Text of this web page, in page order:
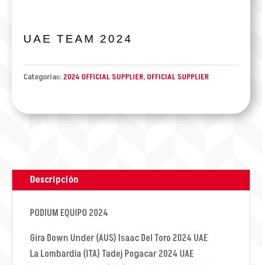
UAE TEAM 2024
Categorías: 2024 OFFICIAL SUPPLIER, OFFICIAL SUPPLIER
Descripción
PODIUM EQUIPO 2024
Gira Down Under (AUS) Isaac Del Toro 2024 UAE
La Lombardía (ITA) Tadej Pogacar 2024 UAE